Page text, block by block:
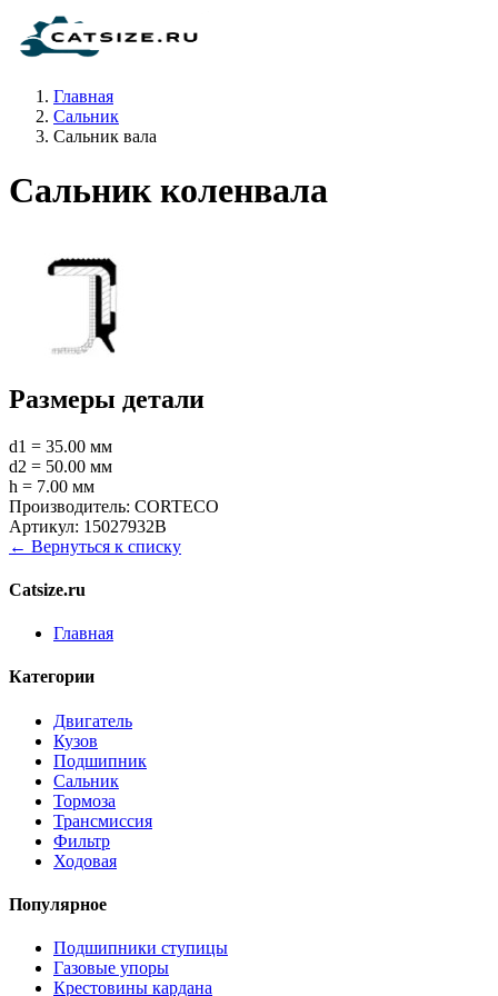
Главная
Сальник
Сальник вала
Сальник коленвала
Размеры детали
d1 = 35.00 мм
d2 = 50.00 мм
h = 7.00 мм
Производитель: CORTECO
Артикул: 15027932B
← Вернуться к списку
Catsize.ru
Главная
Категории
Двигатель
Кузов
Подшипник
Сальник
Тормоза
Трансмиссия
Фильтр
Ходовая
Популярное
Подшипники ступицы
Газовые упоры
Крестовины кардана